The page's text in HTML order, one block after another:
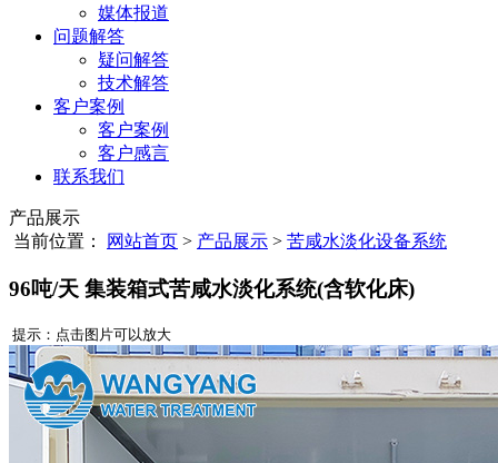
媒体报道
问题解答
疑问解答
技术解答
客户案例
客户案例
客户感言
联系我们
产品展示
当前位置：
网站首页 > 产品展示 > 苦咸水淡化设备系统
96吨/天 集装箱式苦咸水淡化系统(含软化床)
提示：点击图片可以放大